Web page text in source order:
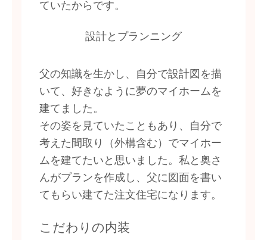
ていたからです。
設計とプランニング
父の知識を生かし、自分で設計図を描
いて、好きなように夢のマイホームを
建てました。
その姿を見ていたこともあり、自分で
考えた間取り（外構含む）でマイホー
ムを建てたいと思いました。私と奥さ
んがプランを作成し、父に図面を書い
てもらい建てた注文住宅になります。
こだわりの内装